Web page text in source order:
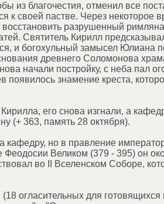
из благочестия, отменил все
своей пастве. Через некоторое
разрушенный
Святитель Кирилл
и богохульный замысел Юлиана
древнего Соломонова
начали постройку, с неба пал
знамение креста,
его снова изгнали, а
(+ 363, память 28 октября).
но в правление
Великом (379 - 395) он
во II Вселенском Соборе,
огласительных для